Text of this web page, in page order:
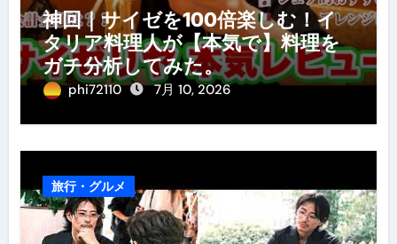
神回｜サイゼを100倍楽しむ！イ
タリア料理人が【本気で】料理を
ガチ分析してみた。
phi72110 7月 10, 2026
旅行・グルメ